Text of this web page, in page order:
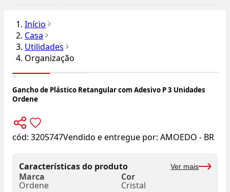
Início
Casa
Utilidades
Organização
Gancho de Plástico Retangular com Adesivo P 3 Unidades
Ordene
cód: 3205747Vendido e entregue por: AMOEDO - BR
Características do produto Ver mais
Marca
Ordene
Cor
Cristal